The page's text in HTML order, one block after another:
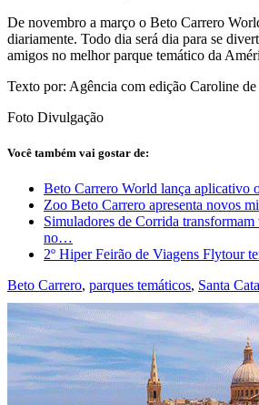
De novembro a março o Beto Carrero
diariamente. Todo dia será dia para se
amigos no melhor parque temático da
Texto por: Agência com edição Caroline
Foto Divulgação
Você também vai gostar de:
Beto Carrero World lança aplicativo
Zoo Beto Carrero apresenta novos
Simuladores de Corrida
no…
2º Hiper Feirão de Viagens Flytour
Beto Carrero, parques temáticos, Santa